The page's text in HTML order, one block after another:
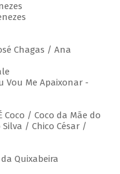
Chagas / Ana
Vou Me Apaixonar -
Coco / Coco da Mãe do
/ Chico César /
Quixabeira